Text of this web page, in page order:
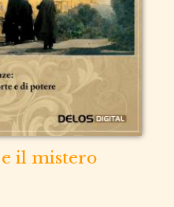
il mistero